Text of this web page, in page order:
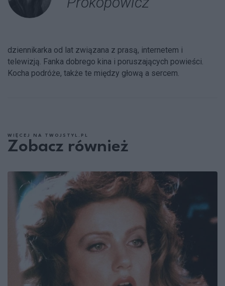
dziennikarka od lat związana z prasą, internetem i
telewizją. Fanka dobrego kina i poruszających powieści.
Kocha podróże, także te między głową a sercem.
WIĘCEJ NA TWOJSTYL.PL
Zobacz również